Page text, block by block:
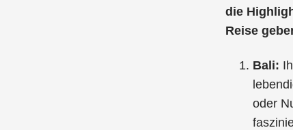
die
Reise
Bali:
oder